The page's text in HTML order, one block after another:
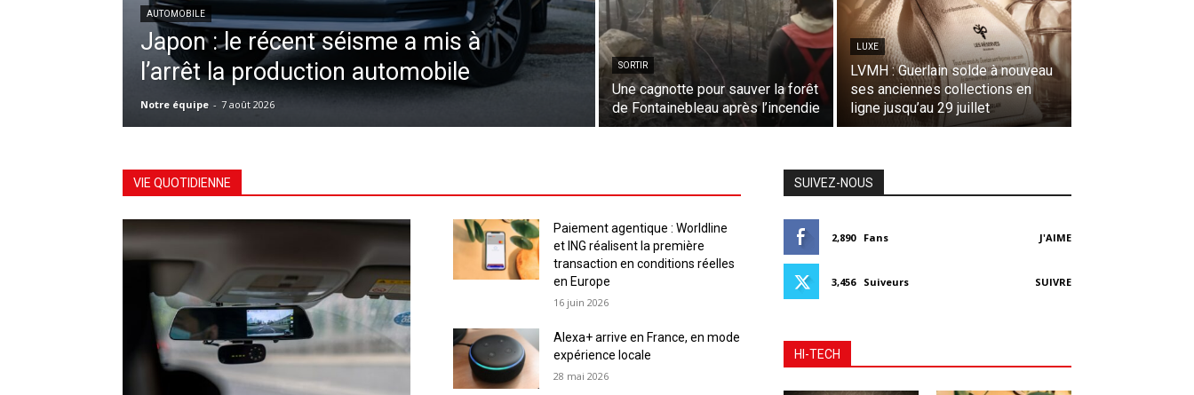
AUTOMOBILE
Japon : le récent séisme a mis à
l’arrêt la production automobile
Notre équipe - 7 août 2026
SORTIR
Une cagnotte pour sauver la forêt
de Fontainebleau après l’incendie
LUXE
LVMH : Guerlain solde à nouveau
ses anciennes collections en
ligne jusqu’au 29 juillet
VIE QUOTIDIENNE
Paiement agentique : Worldline
et ING réalisent la première
transaction en conditions réelles
en Europe
16 juin 2026
Alexa+ arrive en France, en mode
expérience locale
28 mai 2026
SUIVEZ-NOUS
2,890 Fans J'AIME
3,456 Suiveurs SUIVRE
HI-TECH